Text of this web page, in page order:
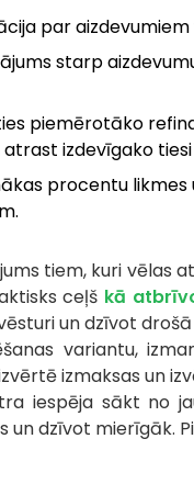
par
starp
piemērotāko
izdevīgako
procentu
tiem, kuri
ceļš kā
un dzīvot
variantu,
izmaksas un
iespēja sākt no
dzīvot mierīgāk.